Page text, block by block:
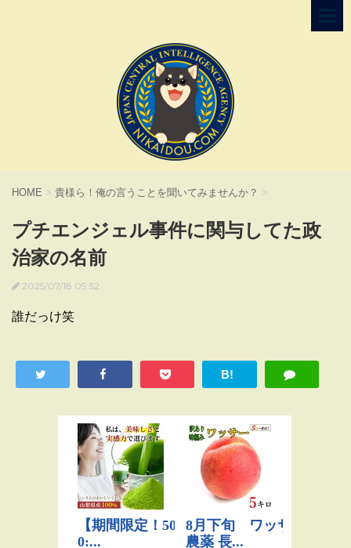
HOME > 貴様ら！俺の言うことを聞いてみませんか？ >
プチエンジェル事件に関与してた政
治家の名前
2025/07/18 09:52
誰だっけ笑
B!